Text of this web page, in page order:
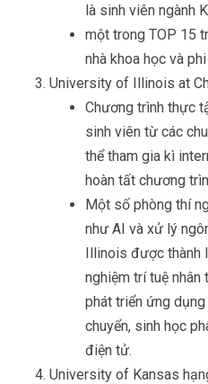
là sinh viên ngành
một trong TOP 15
nhà khoa học và
University of Illinois at
Chương trình thực
sinh viên từ các
thể tham gia kì
hoàn tất chương
Một số phòng thí
như AI và xử lý
Illinois được thành
nghiệm trí tuệ nhân
phát triển ứng
chuyển, sinh học
điện tử.
University of Kansas